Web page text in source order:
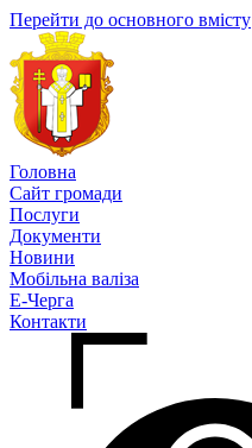
Перейти до основного вмісту
Головна
Сайт громади
Послуги
Документи
Новини
Мобільна валіза
Е-Черга
Контакти